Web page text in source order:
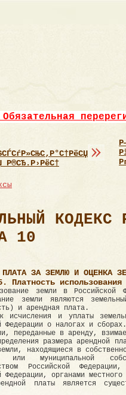
Р®СЂ.Р›РёС†
КОДЕКС
10
ЗА ЗЕМЛЮ И ОЦЕНКА
Платность использования
земли в Российской
земли являются
и арендная плата.
исчисления и уплаты
Федерации о налогах и сборах.
переданные в аренду,
размера арендной
находящиеся в
или муниципальной
Российской
Федерации, органами местного
платы является